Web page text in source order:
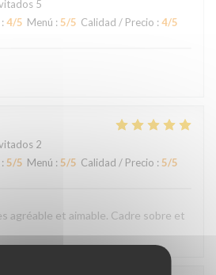
5
: 4/5 Menú : 5/5 Calidad / Precio : 4/5
2
: 5/5 Menú : 5/5 Calidad / Precio : 5/5
agréable et aimable. Cadre sobre et